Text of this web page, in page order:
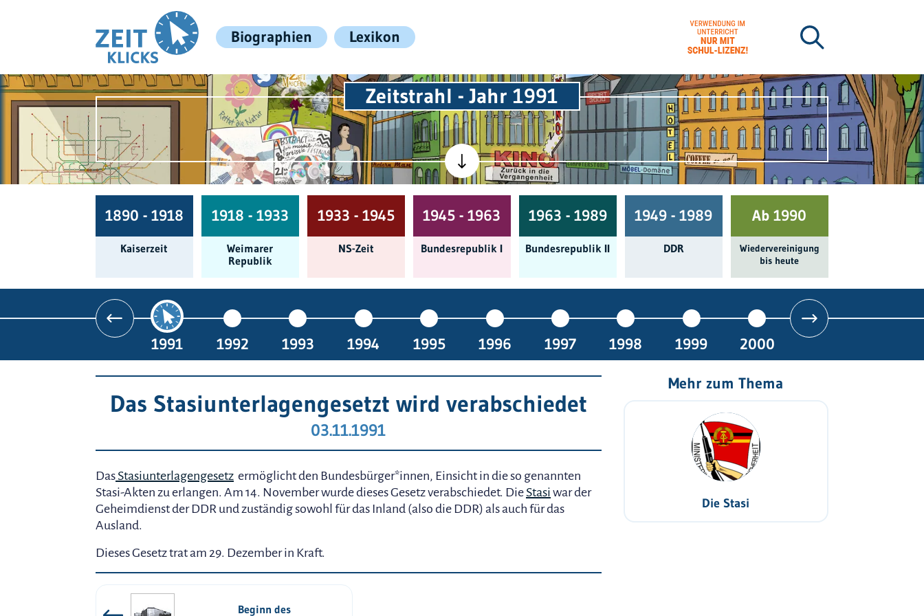
Biographien Lexikon
Zeitstrahl - Jahr 1991
1890 - 1918
Kaiserzeit
1918 - 1933
Weimarer
Republik
1933 - 1945
NS-Zeit
1945 - 1963
Bundes­republik I
1963 - 1989
Bundes­republik II
1949 - 1989
DDR
Ab 1990
Wieder­ver­einigung
bis heute
1991 1992 1993 1994 1995 1996 1997 1998 1999 2000
Das Stasiunterlagengesetzt wird verabschiedet
03.11.1991
Das Stasiunterlagengesetz ermöglicht den Bundesbürger*innen, Einsicht in die so genannten
Stasi-Akten zu erlangen. Am 14. November wurde dieses Gesetz verabschiedet. Die Stasi war der
Geheimdienst der DDR und zuständig sowohl für das Inland (also die DDR) als auch für das
Ausland.
Dieses Gesetz trat am 29. Dezember in Kraft.
Beginn des
Mehr zum Thema
Die Stasi